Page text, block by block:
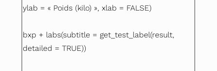
ylab = « Poids (kilo) », xlab = FALSE)
bxp + labs(subtitle = get_test_label(result,
detailed = TRUE))